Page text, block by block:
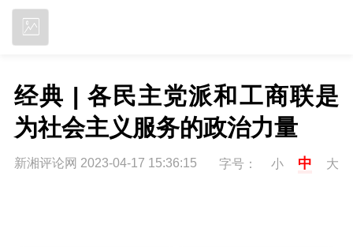
经典 | 各民主党派和工商联是
为社会主义服务的政治力量
新湘评论网 2023-04-17 15:36:15 字号： 小 中 大